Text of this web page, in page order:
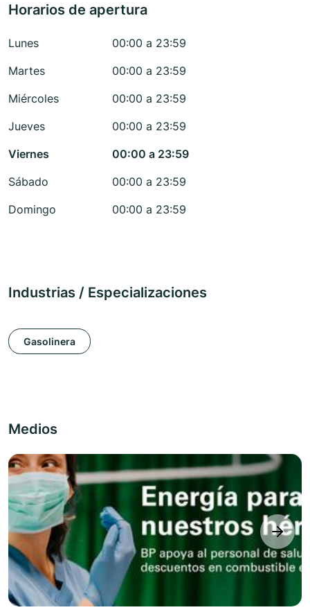
Horarios de apertura
Lunes
00:00 a 23:59
Martes
00:00 a 23:59
Miércoles
00:00 a 23:59
Jueves
00:00 a 23:59
Viernes
00:00 a 23:59
Sábado
00:00 a 23:59
Domingo
00:00 a 23:59
Industrias / Especializaciones
Gasolinera
Medios
next